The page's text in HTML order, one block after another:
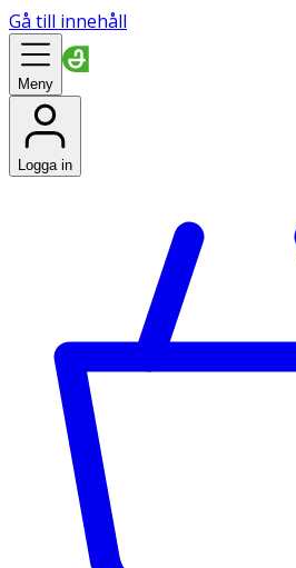
Gå till innehåll
Meny
Logga in